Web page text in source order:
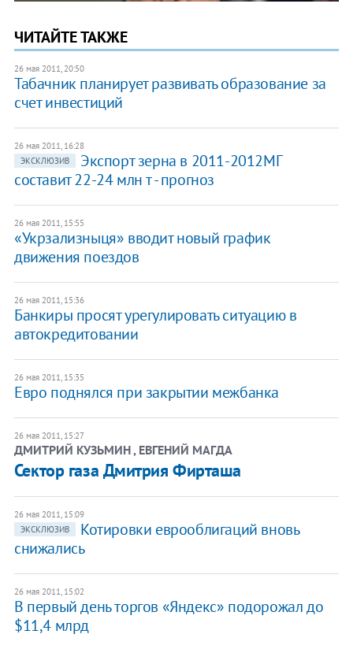
ЧИТАЙТЕ ТАКЖЕ
26 мая 2011, 20:50
Табачник планирует развивать образование за
счет инвестиций
26 мая 2011, 16:28
ЭКСКЛЮЗИВ
​Экспорт зерна в 2011-2012МГ
составит 22-24 млн т - прогноз
26 мая 2011, 15:55
​«Укрзализныця» вводит новый график
движения поездов
26 мая 2011, 15:36
​Банкиры просят урегулировать ситуацию в
автокредитовании
26 мая 2011, 15:35
Евро поднялся при закрытии межбанка
26 мая 2011, 15:27
ДМИТРИЙ КУЗЬМИН , ЕВГЕНИЙ МАГДА
Сектор газа Дмитрия Фирташа
26 мая 2011, 15:09
ЭКСКЛЮЗИВ
​Котировки еврооблигаций вновь
снижались
26 мая 2011, 15:02
​В первый день торгов «Яндекс» подорожал до
$11,4 млрд